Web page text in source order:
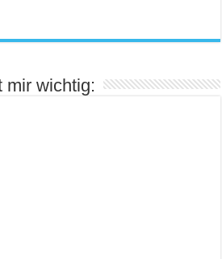
mir wichtig: